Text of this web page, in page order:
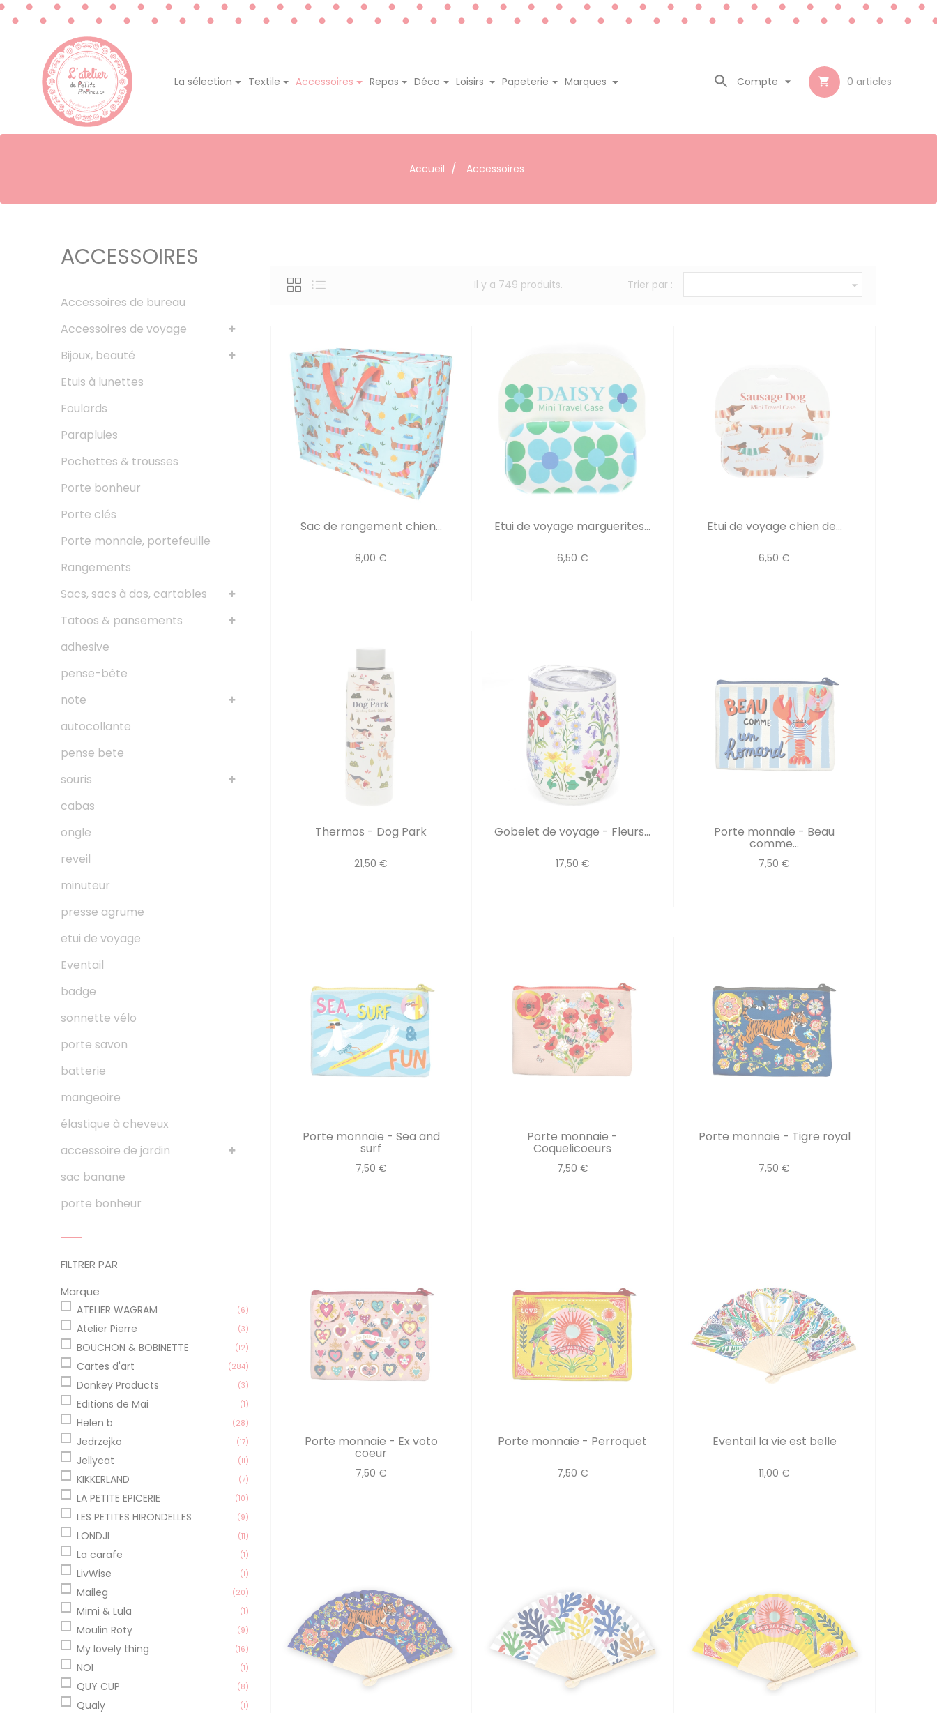
La sélection Textile Accessoires Repas Déco Loisirs Papeterie Marques  0 articles
Compte 

Accueil Accessoires
ACCESSOIRES
Accessoires de bureau
Accessoires de voyage
Bijoux, beauté
Etuis à lunettes
Foulards
Parapluies
Pochettes & trousses
Porte bonheur
Porte clés
Porte monnaie, portefeuille
Rangements
Sacs, sacs à dos, cartables
Tatoos & pansements
adhesive
pense-bête
note
autocollante
pense bete
souris
cabas
ongle
reveil
minuteur
presse agrume
etui de voyage
Eventail
badge
sonnette vélo
porte savon
batterie
mangeoire
élastique à cheveux
accessoire de jardin
sac banane
porte bonheur
FILTRER PAR
Marque
ATELIER WAGRAM (6)
Atelier Pierre (3)
BOUCHON & BOBINETTE (12)
Cartes d'art (284)
Donkey Products (3)
Editions de Mai (1)
Helen b (28)
Jedrzejko (17)
Jellycat (11)
KIKKERLAND (7)
LA PETITE EPICERIE (10)
LES PETITES HIRONDELLES (9)
LONDJI (11)
La carafe (1)
LivWise (1)
Maileg (20)
Mimi & Lula (1)
Moulin Roty (9)
My lovely thing (16)
NOÏ (1)
QUY CUP (8)
Qualy (1)
Il y a 749 produits. Trier par : 
Sac de rangement chien...
8,00 €
Etui de voyage marguerites...
6,50 €
Etui de voyage chien de...
6,50 €
Thermos - Dog Park
21,50 €
Gobelet de voyage - Fleurs...
17,50 €
Porte monnaie - Beau
comme...
7,50 €
Porte monnaie - Sea and
surf
7,50 €
Porte monnaie -
Coquelicoeurs
7,50 €
Porte monnaie - Tigre royal
7,50 €
Porte monnaie - Ex voto
coeur
7,50 €
Porte monnaie - Perroquet
7,50 €
Eventail la vie est belle
11,00 €